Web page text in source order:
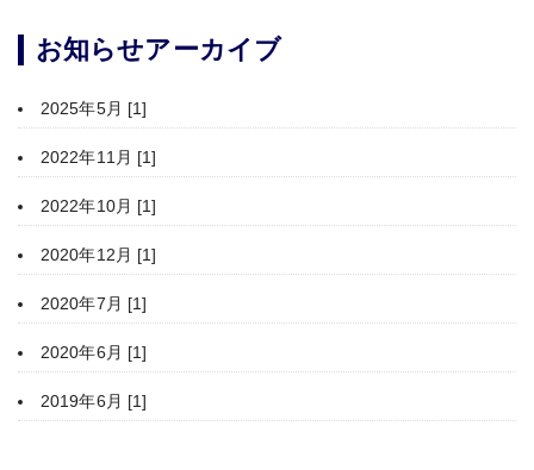
お知らせアーカイブ
2025年5月 [1]
2022年11月 [1]
2022年10月 [1]
2020年12月 [1]
2020年7月 [1]
2020年6月 [1]
2019年6月 [1]